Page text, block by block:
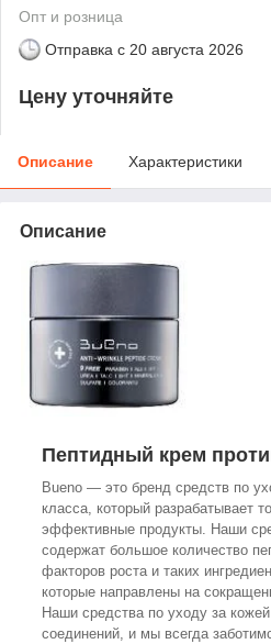
Опт и розница
Отправка с 20 августа 2026
Цену уточняйте
Описание Характеристики
Описание
Пептидный крем
Bueno — это бренд средств по
класса, который разрабатывает
эффективные продукты. Наши
содержат большое количество
факторов роста и таких
которые направлены на
Наши средства по уходу за
соединений, и мы всегда